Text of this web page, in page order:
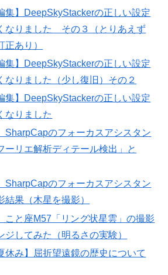
集】DeepSkyStackerの正しい設定
なりました その３（とりあえず
正あり）
集】DeepSkyStackerの正しい設定
なりました（少し復旧）その２
集】DeepSkyStackerの正しい設定
なりました
SharpCapのフォーカスアシスタン
ーリエ解析ディテール検出」と
SharpCapのフォーカスアシスタン
結果（木星を撮影）
こと座M57「リング状星雲」の撮影
ジしてみた（明るさの実験）
休み】屈折望遠鏡の歴史について